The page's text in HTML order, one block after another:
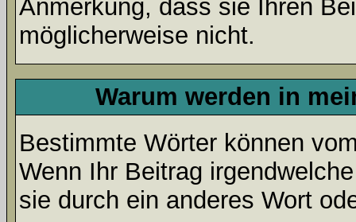
Anmerkung, dass sie Ihren
möglicherweise nicht.
Warum werden in
Bestimmte Wörter können
Wenn Ihr Beitrag
sie durch ein anderes Wort